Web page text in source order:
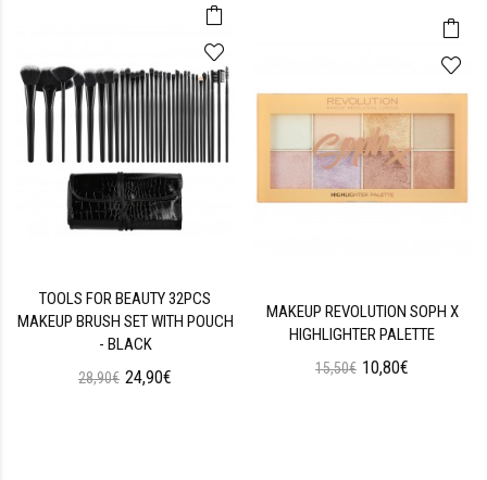
TOOLS FOR BEAUTY 32PCS
MAKEUP BRUSH SET WITH POUCH
- BLACK
28,90€ 24,90€
MAKEUP REVOLUTION SOPH X
HIGHLIGHTER PALETTE
15,50€ 10,80€